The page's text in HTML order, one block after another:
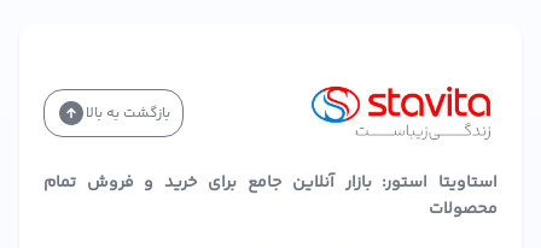
بازگشت به بالا
استاویتا استور: بازار آنلاین جامع برای خرید و فروش تمام
محصولات